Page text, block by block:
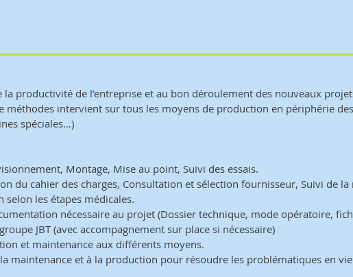
la productivité de l’entreprise et au bon déroulement des nouveaux
méthodes intervient sur tous les moyens de production en périphérie
spéciales…)
Montage, Mise au point, Suivi des essais.
du cahier des charges, Consultation et sélection fournisseur, Suivi de
les étapes médicales.
nécessaire au projet (Dossier technique, mode opératoire,
JBT (avec accompagnement sur place si nécessaire)
et maintenance aux différents moyens.
maintenance et à la production pour résoudre les problématiques en